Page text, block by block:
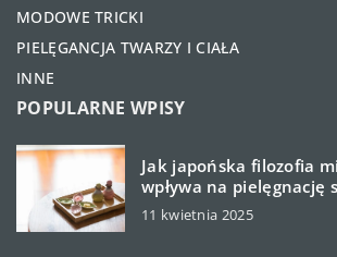
MODOWE TRICKI
PIELĘGANCJA TWARZY I CIAŁA
INNE
POPULARNE WPISY
Jak japońska filozofia
wpływa na pielęgnację
11 kwietnia 2025